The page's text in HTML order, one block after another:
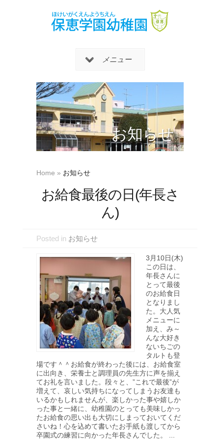
メニュー
お知らせ
Home » お知らせ
お給食最後の日(年長さ
ん)
Posted in お知らせ
3月10日(木)
この日は、
年長さんに
とって最後
のお給食日
となりまし
た。大人気
メニューに
加え、み～
んな大好き
ないちごの
タルトも登
場です＾＾お給食が終わった後には、お給食室
に出向き、栄養士と調理員の先生方に声を揃え
てお礼を言いました。段々と、”これで最後”が
増えて、哀しい気持ちになってしまうお友達も
いるかもしれませんが、楽しかった事や嬉しか
った事と一緒に、幼稚園のとっても美味しかっ
たお給食の思い出も大切にしまっておいてくだ
さいね！心を込めて書いたお手紙も渡してから
卒園式の練習に向かった年長さんでした。 ...